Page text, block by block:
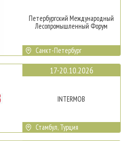
Петербургский Международный
Лесопромышленный Форум
Санкт-Петербург
17-20.10.2026
INTERMOB
Стамбул, Турция